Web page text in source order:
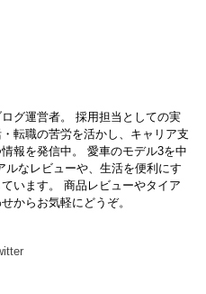
グ運営者。 採用担当としての実
転職の苦労を活かし、キャリア支
報を発信中。 愛車のモデル3を中
ルなレビューや、生活を便利にす
います。 商品レビューやタイア
からお気軽にどうぞ。